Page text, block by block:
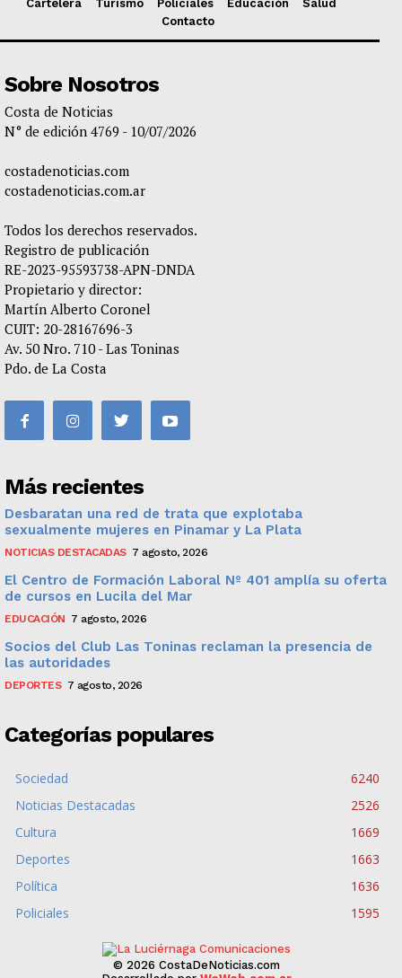
Cartelera
Turismo Policiales Educación
Salud
Contacto
Sobre Nosotros
Costa de Noticias
N° de edición 4769 - 10/07/2026
costadenoticias.com
costadenoticias.com.ar
Todos los derechos reservados.
Registro de publicación
RE-2023-95593738-APN-DNDA
Propietario y director:
Martín Alberto Coronel
CUIT: 20-28167696-3
Av. 50 Nro. 710 - Las Toninas
Pdo. de La Costa
Más recientes
Desbaratan una red de trata que explotaba
sexualmente mujeres en Pinamar y La Plata
NOTICIAS DESTACADAS 7 agosto, 2026
El Centro de Formación Laboral Nº 401 amplía su oferta
de cursos en Lucila del Mar
EDUCACIÓN 7 agosto, 2026
Socios del Club Las Toninas reclaman la presencia de
las autoridades
DEPORTES 7 agosto, 2026
Categorías populares
Sociedad
6240
Noticias Destacadas
2526
Cultura
1669
Deportes
1663
Política
1636
Policiales
1595
© 2026 CostaDeNoticias.com